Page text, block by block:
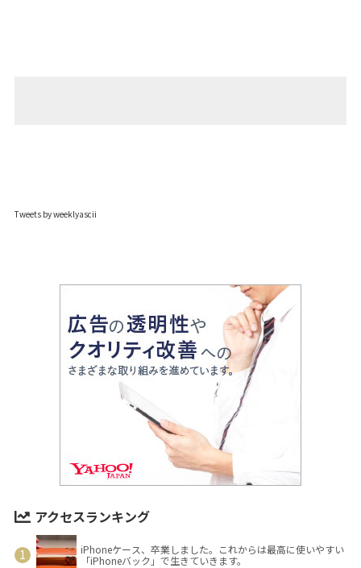
Tweets by weeklyascii
アクセスランキング
iPhoneケース、卒業しました。これからは最高に使いやすい
「iPhoneバック」で生きていきます。